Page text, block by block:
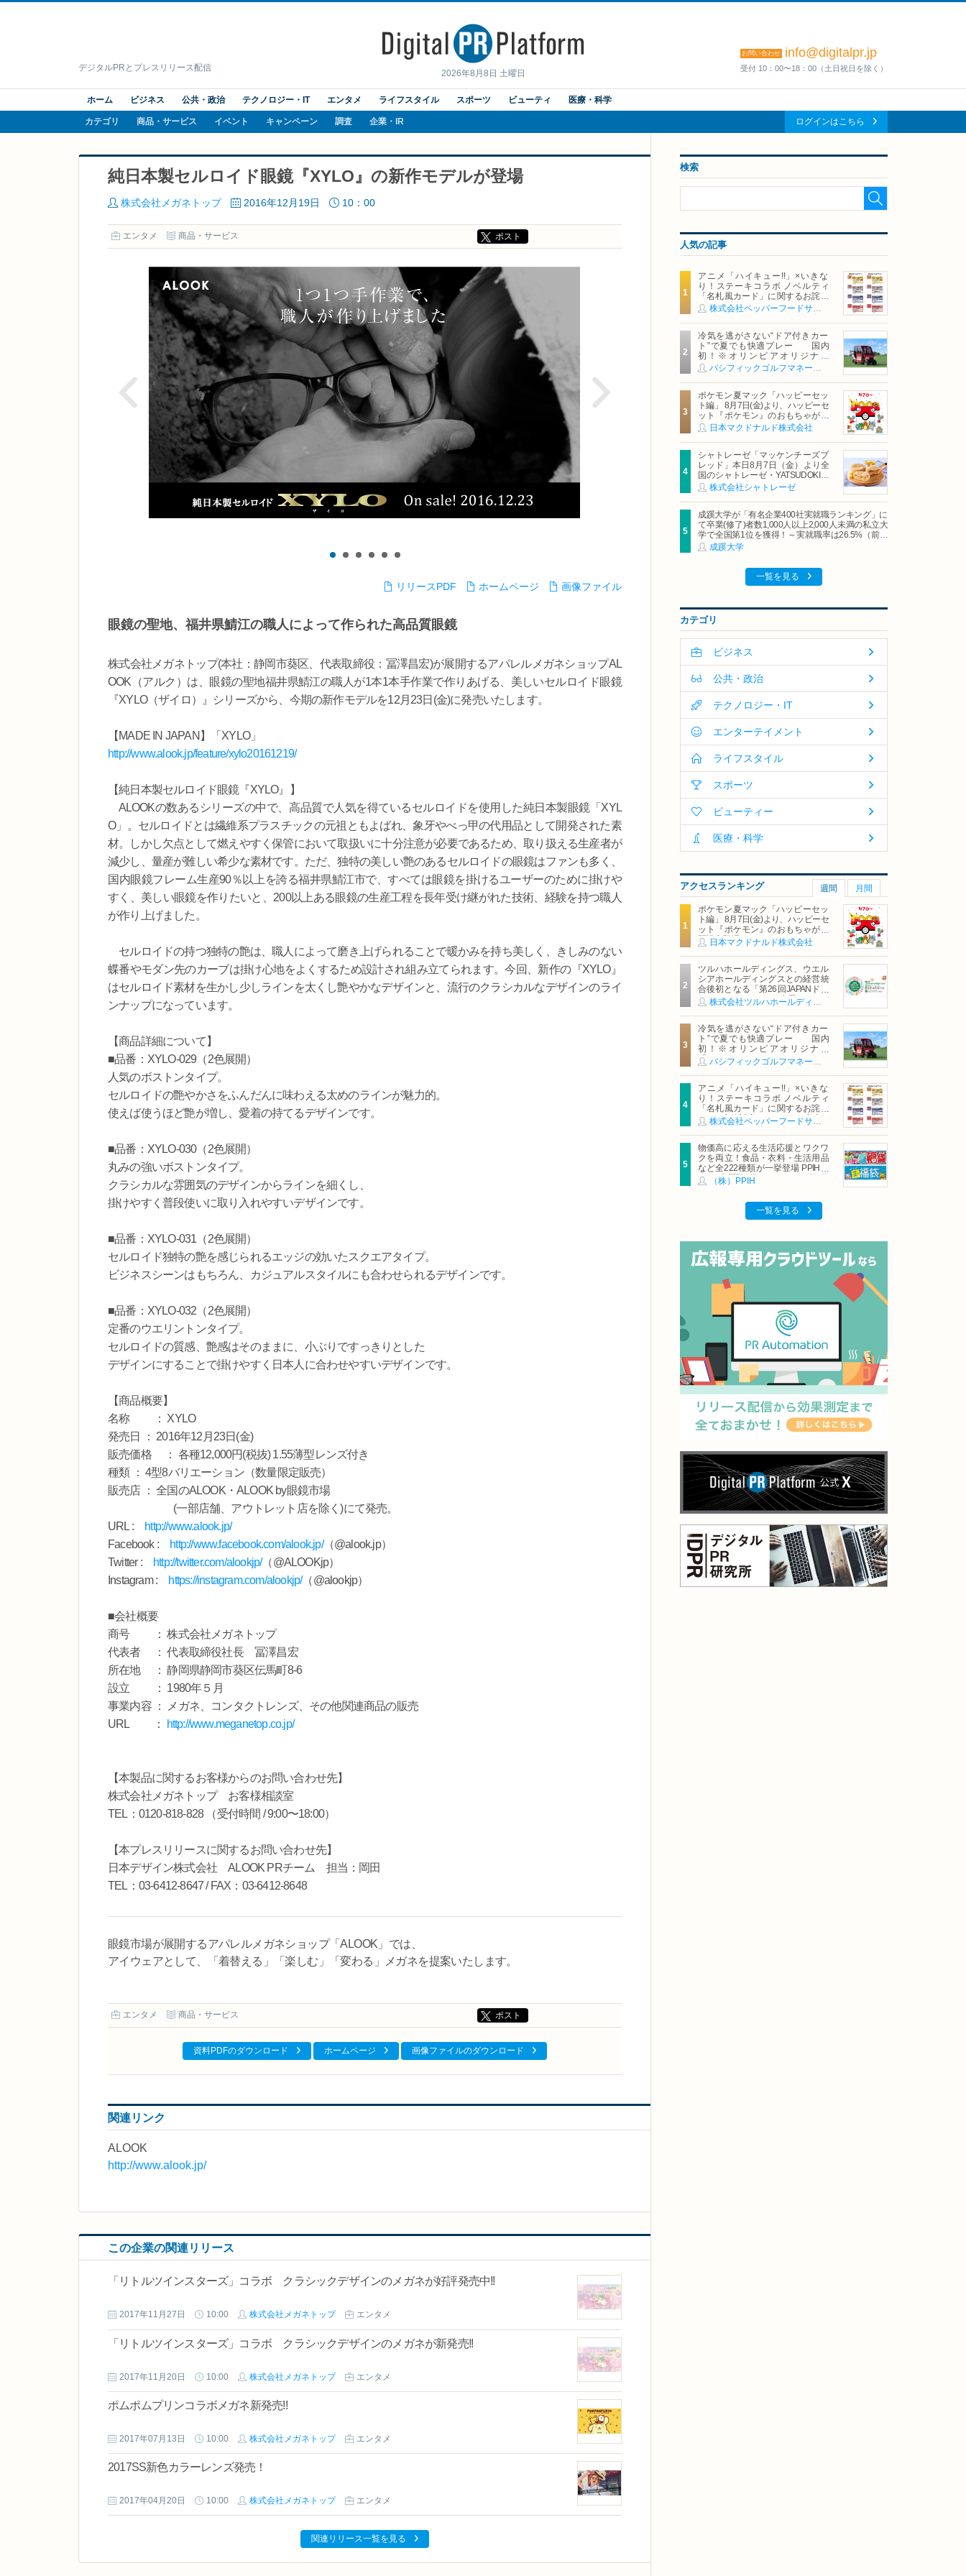
2026年8月8日 土曜日
デジタルPRとプレスリリース配信
お問い合わせ info@digitalpr.jp
受付 10：00〜18：00（土日祝日を除く）
ホーム ビジネス 公共・政治 テクノロジー・IT エンタメ ライフスタイル スポーツ ビューティ 医療・科学
カテゴリ 商品・サービス イベント キャンペーン 調査 企業・IR ログインはこちら
純日本製セルロイド眼鏡『XYLO』の新作モデルが登場
株式会社メガネトップ 2016年12月19日 10：00
エンタメ 商品・サービス ポスト
リリースPDF ホームページ 画像ファイル
眼鏡の聖地、福井県鯖江の職人によって作られた高品質眼鏡
株式会社メガネトップ(本社：静岡市葵区、代表取締役：冨澤昌宏)が展開するアパレルメガネショップAL
OOK（アルク）は、眼鏡の聖地福井県鯖江の職人が1本1本手作業で作りあげる、美しいセルロイド眼鏡
『XYLO（ザイロ）』シリーズから、今期の新作モデルを12月23日(金)に発売いたします。
【MADE IN JAPAN】「XYLO」
http://www.alook.jp/feature/xylo20161219/
【純日本製セルロイド眼鏡『XYLO』】
ALOOKの数あるシリーズの中で、高品質で人気を得ているセルロイドを使用した純日本製眼鏡「XYL
O」。セルロイドとは繊維系プラスチックの元祖ともよばれ、象牙やべっ甲の代用品として開発された素
材。しかし欠点として燃えやすく保管において取扱いに十分注意が必要であるため、取り扱える生産者が
減少し、量産が難しい希少な素材です。ただ、独特の美しい艶のあるセルロイドの眼鏡はファンも多く、
国内眼鏡フレーム生産90％以上を誇る福井県鯖江市で、すべては眼鏡を掛けるユーザーのために掛けや
すく、美しい眼鏡を作りたいと、200以上ある眼鏡の生産工程を長年受け継がれた技術、経験を持つ職人
が作り上げました。
セルロイドの持つ独特の艶は、職人によって磨き上げられることで暖かみを持ち美しく、きしみのない
蝶番やモダン先のカーブは掛け心地をよくするため設計され組み立てられます。今回、新作の『XYLO』
はセルロイド素材を生かし少しラインを太くし艶やかなデザインと、流行のクラシカルなデザインのライ
ンナップになっています。
【商品詳細について】
■品番：XYLO-029（2色展開）
人気のボストンタイプ。
セルロイドの艶やかさをふんだんに味わえる太めのラインが魅力的。
使えば使うほど艶が増し、愛着の持てるデザインです。
■品番：XYLO-030（2色展開）
丸みの強いボストンタイプ。
クラシカルな雰囲気のデザインからラインを細くし、
掛けやすく普段使いに取り入れやすいデザインです。
■品番：XYLO-031（2色展開）
セルロイド独特の艶を感じられるエッジの効いたスクエアタイプ。
ビジネスシーンはもちろん、カジュアルスタイルにも合わせられるデザインです。
■品番：XYLO-032（2色展開）
定番のウエリントンタイプ。
セルロイドの質感、艶感はそのままに、小ぶりですっきりとした
デザインにすることで掛けやすく日本人に合わせやすいデザインです。
【商品概要】
名称 ： XYLO
発売日 ： 2016年12月23日(金)
販売価格 ： 各種12,000円(税抜) 1.55薄型レンズ付き
種類 ： 4型8バリエーション（数量限定販売）
販売店 ： 全国のALOOK・ALOOK by眼鏡市場
(一部店舗、アウトレット店を除く)にて発売。
URL :
http://www.alook.jp/
Facebook :
http://www.facebook.com/alook.jp/（@alook.jp）
Twitter :
http://twitter.com/alookjp/（@ALOOKjp）
Instagram : https://instagram.com/alookjp/（@alookjp）
■会社概要
商号 ： 株式会社メガネトップ
代表者 ： 代表取締役社長 冨澤昌宏
所在地 ： 静岡県静岡市葵区伝馬町8-6
設立 ： 1980年５月
事業内容 ： メガネ、コンタクトレンズ、その他関連商品の販売
URL ：
http://www.meganetop.co.jp/
【本製品に関するお客様からのお問い合わせ先】
株式会社メガネトップ お客様相談室
TEL：0120-818-828 （受付時間 / 9:00〜18:00）
【本プレスリリースに関するお問い合わせ先】
日本デザイン株式会社 ALOOK PRチーム 担当：岡田
TEL：03-6412-8647 / FAX：03-6412-8648
眼鏡市場が展開するアパレルメガネショップ「ALOOK」では、
アイウェアとして、「着替える」「楽しむ」「変わる」メガネを提案いたします。
エンタメ 商品・サービス ポスト
資料PDFのダウンロード ホームページ 画像ファイルのダウンロード
関連リンク
ALOOK
http://www.alook.jp/
この企業の関連リリース
「リトルツインスターズ」コラボ クラシックデザインのメガネが好評発売中!!
2017年11月27日 10:00 株式会社メガネトップ エンタメ
「リトルツインスターズ」コラボ クラシックデザインのメガネが新発売!!
2017年11月20日 10:00 株式会社メガネトップ エンタメ
ポムポムプリンコラボメガネ新発売!!
2017年07月13日 10:00 株式会社メガネトップ エンタメ
2017SS新色カラーレンズ発売！
2017年04月20日 10:00 株式会社メガネトップ エンタメ
関連リリース一覧を見る
検索
人気の記事
アニメ「ハイキュー!!」×いきな
り！ステーキコラボ ノベルティ
「名札風カード」に関するお詫び
および交換対応についてのご案内
冷気を逃がさない“ドア付きカー
ト”で夏でも快適プレー 国内
初！※オリンピアオリジナル
「AirCon Cart（エアコンカー
ト）」導入 | ＰＧＭ
ポケモン夏マック「ハッピーセッ
ト編」 8月7日(金)より、ハッピーセ
ット『ポケモン』のおもちゃが期
間限定登場
日本マクドナルド株式会社
シャトレーゼ「マッケンチーズブ
レッド」本日8月7日（金）より全
国のシャトレーゼ・YATSUDOKIで
発売株式会社シャトレーゼ
成蹊大学が「有名企業400社実就職ランキング」に
て卒業(修了)者数1,000人以上2,000人未満の私立大
学で全国第1位を獲得！～実就職率は26.5%（前年
比＋4.3pt）に伸長、東京の私立大学でも10位にラ
ンクイン～
成蹊大学
一覧を見る
カテゴリ
ビジネス
公共・政治
テクノロジー・IT
エンターテイメント
ライフスタイル
スポーツ
ビューティー
医療・科学
アクセスランキング 週間 月間
ポケモン夏マック「ハッピーセッ
ト編」 8月7日(金)より、ハッピーセ
ット『ポケモン』のおもちゃが期
間限定登場
日本マクドナルド株式会社
ツルハホールディングス、ウエル
シアホールディングスとの経営統
合後初となる「第26回JAPANドラ
ッグストアショー」に出展
冷気を逃がさない“ドア付きカー
ト”で夏でも快適プレー 国内
初！※オリンピアオリジナル
「AirCon Cart（エアコンカー
ト）」導入 | ＰＧＭ
アニメ「ハイキュー!!」×いきな
り！ステーキコラボ ノベルティ
「名札風カード」に関するお詫び
および交換対応についてのご案内
物価高に応える生活応援とワクワ
クを両立！食品・衣料・生活用品
など全222種類が一挙登場 PPIHグ
ループ「夏福袋」＆セール 8月6日
(木)より順次スタート
（株）PPIH
一覧を見る